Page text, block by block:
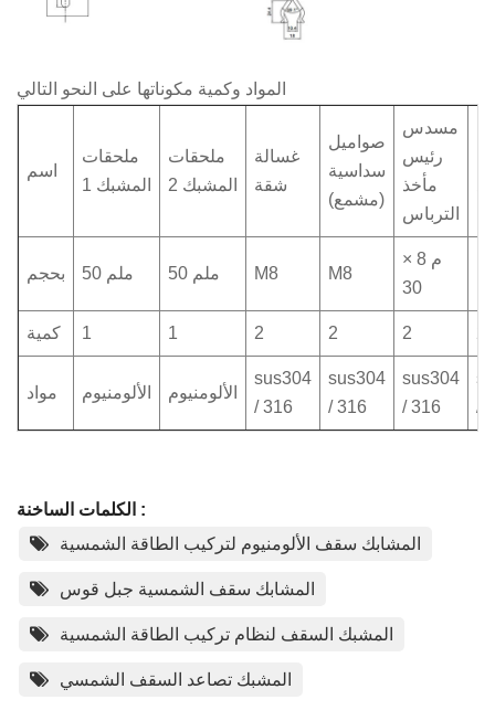
المواد وكمية مكوناتها على النحو التالي
اسم
ملحقات
المشبك 1
ملحقات
المشبك 2
غسالة
شقة
صواميل
سداسية
(مشمع)
مسدس
رئيس
مأخذ
الترباس
بحجم 50 ملم 50 ملم M8 M8
م 8 ×
30
كمية 1 1 2 2 2 2
مواد الألومنيوم الألومنيوم
sus304
/ 316
sus304
/ 316
sus304
/ 316
/
الكلمات الساخنة :
المشابك سقف الألومنيوم لتركيب الطاقة الشمسية
المشابك سقف الشمسية جبل قوس
المشبك السقف لنظام تركيب الطاقة الشمسية
المشبك تصاعد السقف الشمسي